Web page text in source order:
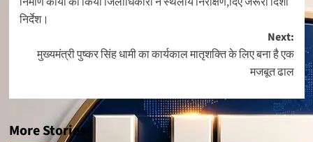
निर्देश।
Next:
मुख्यमंत्री पुष्कर सिंह धामी का कार्यकाल मातृशक्ति के लिए बना है एक
मजबूत ढाल
More Stories